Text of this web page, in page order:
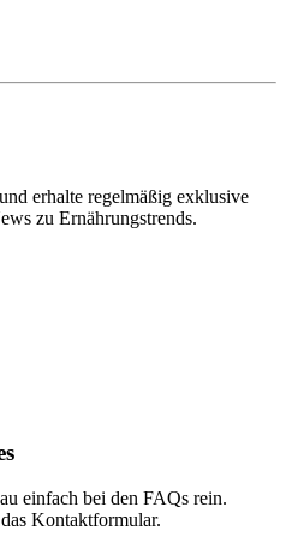
erhalte regelmäßig exklusive
zu Ernährungstrends.
einfach bei den FAQs rein.
Kontaktformular.